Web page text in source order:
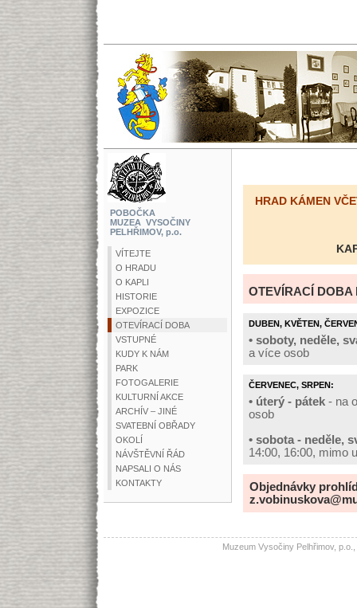
POBOČKA
MUZEA VYSOČINY
PELHŘIMOV, p.o.
VÍTEJTE
O HRADU
O KAPLI
HISTORIE
EXPOZICE
OTEVÍRACÍ DOBA
VSTUPNÉ
KUDY K NÁM
PARK
FOTOGALERIE
KULTURNÍ AKCE
ARCHÍV – JINÉ
SVATEBNÍ OBŘADY
OKOLÍ
NÁVŠTĚVNÍ ŘÁD
NAPSALI O NÁS
KONTAKTY
HRAD KÁMEN
OTEVÍRACÍ DOBA
DUBEN, KVĚTEN,
• soboty, neděle,
a více osob
ČERVENEC, SRPEN:
• úterý - pátek - na
osob
• sobota - neděle,
14:00, 16:00, mimo
Objednávky
Muzeum Vysočiny Pelhřimov,